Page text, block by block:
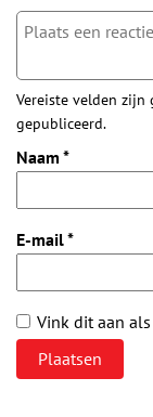
Vereiste velden zijn
gepubliceerd.
Naam *
E-mail*
Vink dit aan